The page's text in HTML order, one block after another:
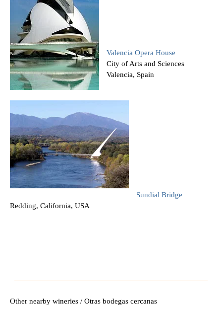
Valencia Opera House
City of Arts and Sciences
Valencia, Spain
Sundial Bridge
Redding, California, USA
Other nearby wineries / Otras bodegas cercanas